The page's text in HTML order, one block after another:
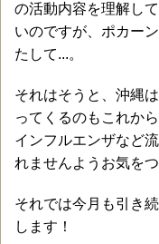
の活動内容を理解し
いのですが、ポカー
たして...。
それはそうと、沖縄
ってくるのもこれから
インフルエンザなど
れませんようお気を
それでは今月も引き
します！